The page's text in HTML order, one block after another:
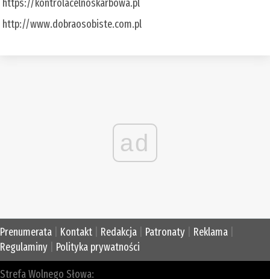
https://kontrolacelnoskarbowa.pl
http://www.dobraosobiste.com.pl
ad
Prenumerata Kontakt Redakcja Patronaty Reklama
Regulaminy
Polityka prywatności
Strefa Wolnego Słowa: